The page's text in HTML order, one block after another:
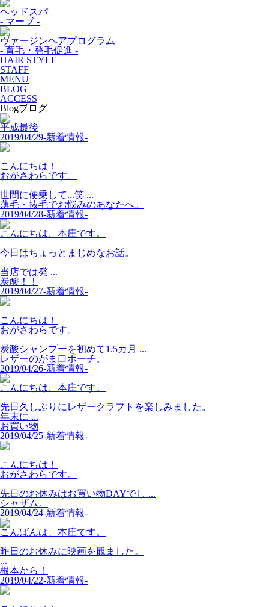
ヘッドスパ
- マーブ -
ヴァージンヘアプログラム
- 育毛・発毛促進 -
HAIR STYLE
STAFF
MENU
BLOG
ACCESS
Blogブログ
平成最後
2019/04/29-新着情報-
こんにちは！
おがさわらです。
世間に便乗して...笑 ...
薄毛・抜毛でお悩みのあなたへ。
2019/04/28-新着情報-
こんにちは、本庄です。
今日はちょっとまじめなお話。
当店では発 ...
炭酸！！
2019/04/27-新着情報-
こんにちは！
おがさわらです。
炭酸シャンプーを初めて1.5カ月 ...
レザーのがま口ポーチ。
2019/04/26-新着情報-
こんにちは、本庄です。
先日久しぶりにレザークラフトを楽しみました。
年末に ...
お買い物
2019/04/25-新着情報-
こんにちは！
おがさわらです。
先日のお休みはお買い物DAYでし ...
シャザム。
2019/04/24-新着情報-
こんばんは、本庄です。
昨日のお休みに映画を観ました。
...
根本から！
2019/04/22-新着情報-